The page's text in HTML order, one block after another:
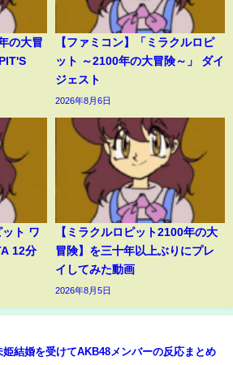
の大冒
【ファミコン】「ミラクルロピ
ット ～2100年の大冒険～」 ダイ
ジェスト
2026年8月6日
ット ワ
12分
【ミラクルロピット2100年の大
冒険】を三十年以上ぶりにプレ
イしてみた動画
2026年8月5日
姫結婚を受けてAKB48メンバーの反応まとめ